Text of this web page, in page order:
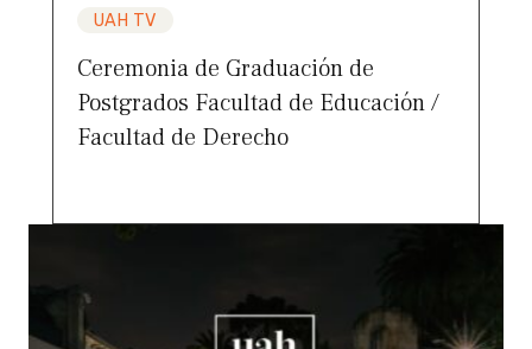
UAH TV
Ceremonia de Graduación de
Postgrados Facultad de Educación /
Facultad de Derecho